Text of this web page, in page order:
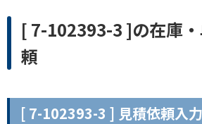
[ 7-102393-3 ]の在庫
頼
[ 7-102393-3 ] 見積依頼入